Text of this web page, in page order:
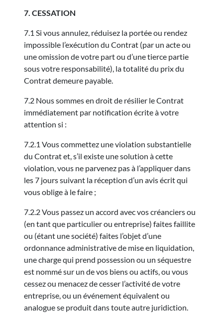
7. CESSATION
7.1 Si vous annulez, réduisez la portée ou rendez
impossible l’exécution du Contrat (par un acte ou
une omission de votre part ou d’une tierce partie
sous votre responsabilité), la totalité du prix du
Contrat demeure payable.
7.2 Nous sommes en droit de résilier le Contrat
immédiatement par notification écrite à votre
attention si :
7.2.1 Vous commettez une violation substantielle
du Contrat et, s’il existe une solution à cette
violation, vous ne parvenez pas à l’appliquer dans
les 7 jours suivant la réception d’un avis écrit qui
vous oblige à le faire ;
7.2.2 Vous passez un accord avec vos créanciers ou
(en tant que particulier ou entreprise) faites faillite
ou (étant une société) faites l’objet d’une
ordonnance administrative de mise en liquidation,
une charge qui prend possession ou un séquestre
est nommé sur un de vos biens ou actifs, ou vous
cessez ou menacez de cesser l’activité de votre
entreprise, ou un événement équivalent ou
analogue se produit dans toute autre juridiction.